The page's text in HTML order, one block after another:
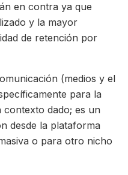
en contra ya que
y la mayor
de retención por
(medios y el
para la
dado; es un
desde la plataforma
o para otro nicho